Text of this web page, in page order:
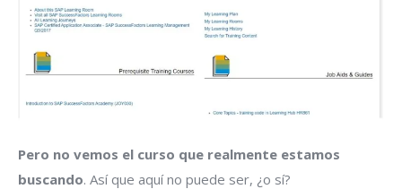
Pero no vemos el curso que realmente estamos
buscando. Así que aquí no puede ser, ¿o sí?